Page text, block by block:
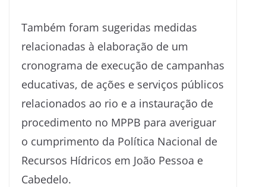
Também foram sugeridas medidas
relacionadas à elaboração de um
cronograma de execução de campanhas
educativas, de ações e serviços públicos
relacionados ao rio e a instauração de
procedimento no MPPB para averiguar
o cumprimento da Política Nacional de
Recursos Hídricos em João Pessoa e
Cabedelo.